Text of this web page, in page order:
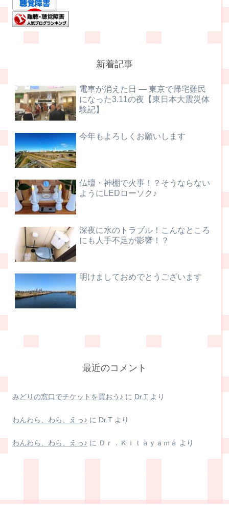
新着記事
電車が消えた日 ― 東京で帰宅難民
になった3.11の夜【東日本大震災体
験記】
今年もよろしくお願いします
仏壇・神棚で火事！？そうならない
ようにLEDローソク♪
深夜に水のトラブル！こんなところ
にも人手不足が影響！？
明けましておめでとうございます
最近のコメント
みどりの窓口でチケットを買おう♪ に Dr.T より
わんわら、わら、えっ♪ に Dr.T より
わんわら、わら、えっ♪ に Ｄｒ．Ｋｉｔａｙａｍａ より